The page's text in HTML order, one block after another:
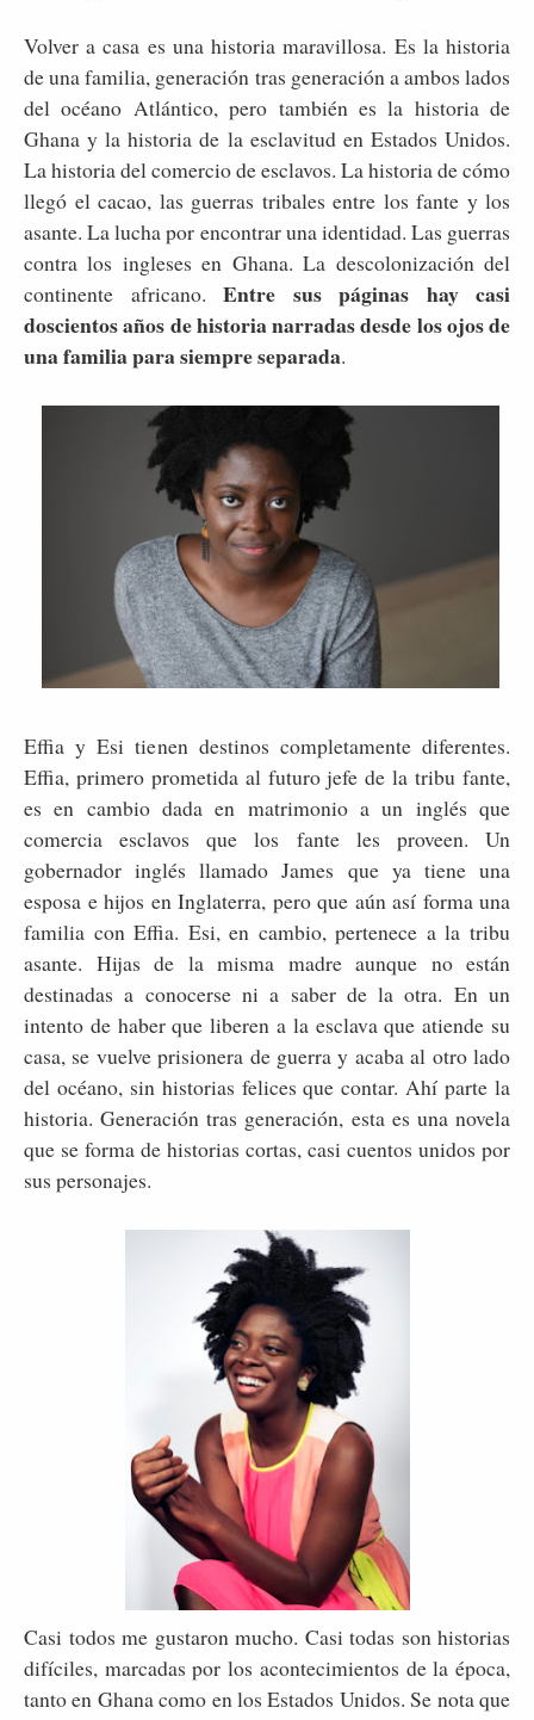
Volver a casa es una historia maravillosa. Es la historia
de una familia, generación tras generación a ambos lados
del océano Atlántico, pero también es la historia de
Ghana y la historia de la esclavitud en Estados Unidos.
La historia del comercio de esclavos. La historia de cómo
llegó el cacao, las guerras tribales entre los fante y los
asante. La lucha por encontrar una identidad. Las guerras
contra los ingleses en Ghana. La descolonización del
continente africano. Entre sus páginas hay casi
doscientos años de historia narradas desde los ojos de
una familia para siempre separada.
Effia y Esi tienen destinos completamente diferentes.
Effia, primero prometida al futuro jefe de la tribu fante,
es en cambio dada en matrimonio a un inglés que
comercia esclavos que los fante les proveen. Un
gobernador inglés llamado James que ya tiene una
esposa e hijos en Inglaterra, pero que aún así forma una
familia con Effia. Esi, en cambio, pertenece a la tribu
asante. Hijas de la misma madre aunque no están
destinadas a conocerse ni a saber de la otra. En un
intento de haber que liberen a la esclava que atiende su
casa, se vuelve prisionera de guerra y acaba al otro lado
del océano, sin historias felices que contar. Ahí parte la
historia. Generación tras generación, esta es una novela
que se forma de historias cortas, casi cuentos unidos por
sus personajes.
Casi todos me gustaron mucho. Casi todas son historias
difíciles, marcadas por los acontecimientos de la época,
tanto en Ghana como en los Estados Unidos. Se nota que